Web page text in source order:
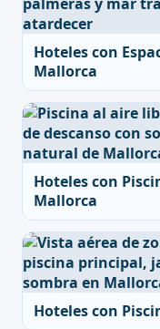
Hoteles con
Mallorca
Hoteles con
Mallorca
Hoteles con